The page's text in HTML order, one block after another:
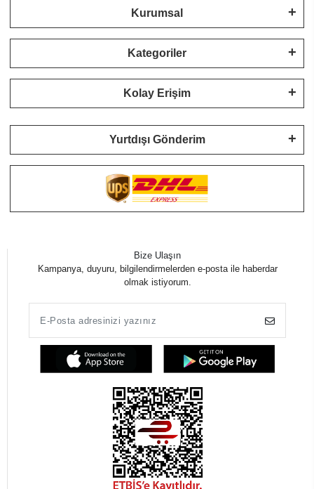
Kurumsal
Kategoriler
Kolay Erişim
Yurtdışı Gönderim
Bize Ulaşın
Kampanya, duyuru, bilgilendirmelerden e-posta ile haberdar
olmak istiyorum.